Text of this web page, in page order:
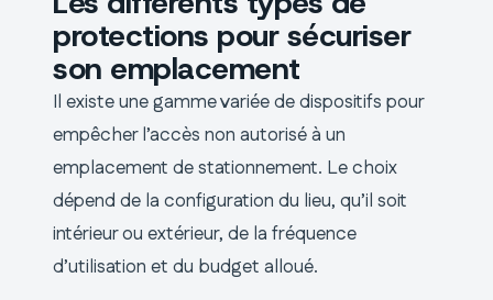
protections pour sécuriser
son emplacement
Il existe une gamme variée de dispositifs pour
empêcher l’accès non autorisé à un
emplacement de stationnement. Le choix
dépend de la configuration du lieu, qu’il soit
intérieur ou extérieur, de la fréquence
d’utilisation et du budget alloué.